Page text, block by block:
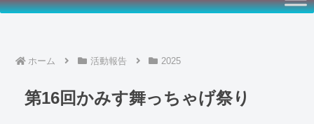
ホーム 活動報告 2025
第16回かみす舞っちゃげ祭り